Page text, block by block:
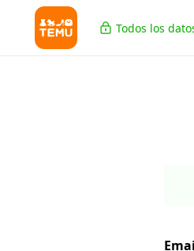
Todos los